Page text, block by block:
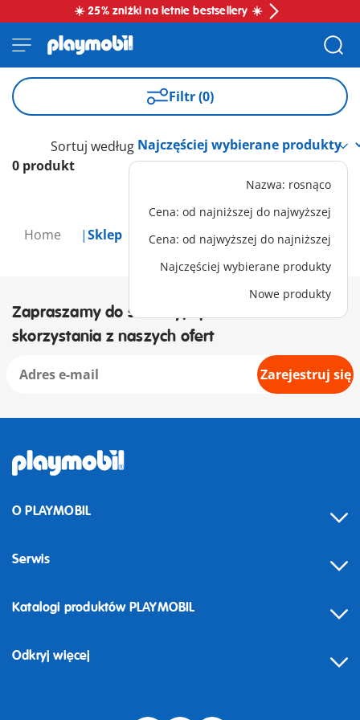
☀️ 25% zniżki na letnie bestsellery ☀️
Home Sklep
Filtr (0)
0 produkt
Sortuj według
Nazwa: rosnąco
Cena: od najniższej do najwyższej
Cena: od najwyższej do najniższej
Najczęściej wybierane produkty
Nowe produkty
Zapraszamy do subskrypcji newslettera i
skorzystania z naszych ofert
Zarejestruj się
O PLAYMOBIL
Serwis
Odstąpienie od umowy
Katalogi produktów PLAYMOBIL
Odkryj więcej